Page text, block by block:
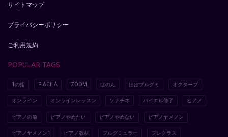
サイトマップ
プライバシーポリシー
ご利用規約
POPULAR TAGS
1の指 PIACHA ZOOM はのん ほぼブルグミ オクターブ
オンライン オンラインレッスン ソナチネ バイエル修了 ピアノ
ピアノの前 ピアノやめたい ピアノやめない ピアノヤメノン
ピアノヤメノン1 ピアノ教材 ブルグミュラー プレクラス